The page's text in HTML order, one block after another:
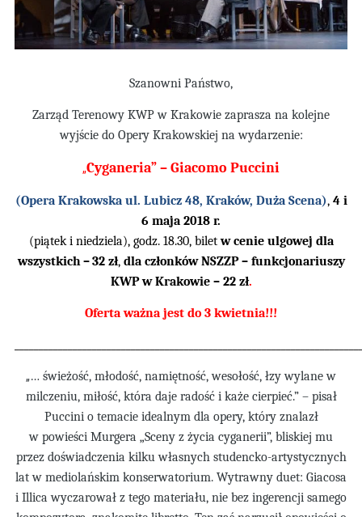
Szanowni Państwo,
Zarząd Terenowy KWP w Krakowie zaprasza na kolejne
wyjście do Opery Krakowskiej na wydarzenie:
„Cyganeria” – Giacomo Puccini
(Opera Krakowska ul. Lubicz 48, Kraków, Duża Scena), 4 i
6 maja 2018 r.
(piątek i niedziela), godz. 18.30, biletw cenie ulgowej dla
wszystkich–32 zł, dla członków NSZZP – funkcjonariuszy
KWP w Krakowie – 22 zł.
Oferta ważna jest do 3 kwietnia!!!
„… świeżość, młodość, namiętność, wesołość, łzy wylane w
milczeniu, miłość, która daje radość i każe cierpieć.” – pisał
Puccini o temacie idealnym dla opery, który znalazł
w powieści Murgera „Sceny z życia cyganerii”, bliskiej mu
przez doświadczenia kilku własnych studencko-artystycznych
lat w mediolańskim konserwatorium. Wytrawny duet: Giacosa
i Illica wyczarował z tego materiału, nie bez ingerencji samego